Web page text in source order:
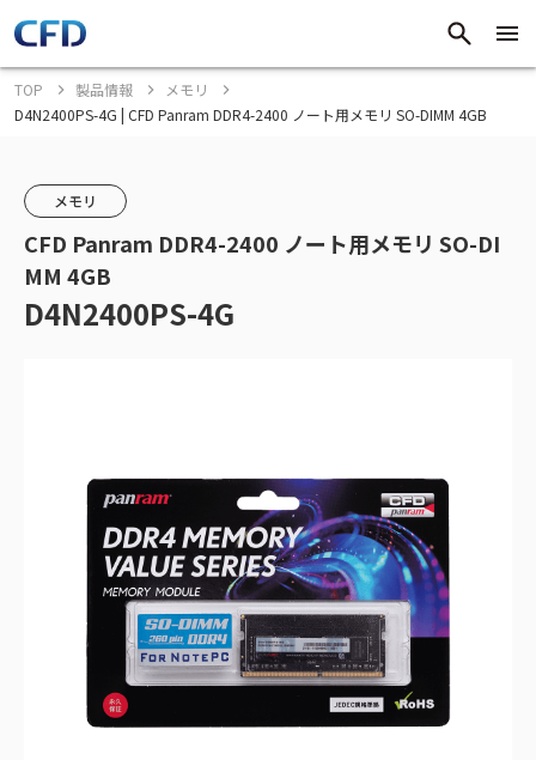
TOP 製品情報
メモリ
D4N2400PS-4G | CFD Panram DDR4-2400 ノート用メモリ SO-DIMM 4GB
メモリ
CFD Panram DDR4-2400 ノート用メモリ SO-DI
MM 4GB
D4N2400PS-4G